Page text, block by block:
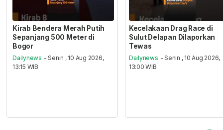
Kirab Bendera Merah Putih
Sepanjang 500 Meter di
Bogor
Dailynews - Senin , 10 Aug 2026,
13:15 WIB
Kecelakaan Drag Race di
Sulut Delapan Dilaporkan
Tewas
Dailynews - Senin , 10 Aug 2026,
13:00 WIB